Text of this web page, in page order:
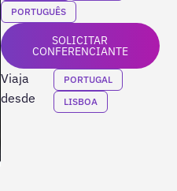
PORTUGUÊS
SOLICITAR
CONFERENCIANTE
Viaja
desde
PORTUGAL
LISBOA